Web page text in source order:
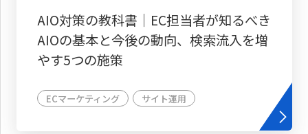
AIO対策の教科書│EC担当者が知るべき
AIOの基本と今後の動向、検索流入を増
やす5つの施策
ECマーケティング サイト運用